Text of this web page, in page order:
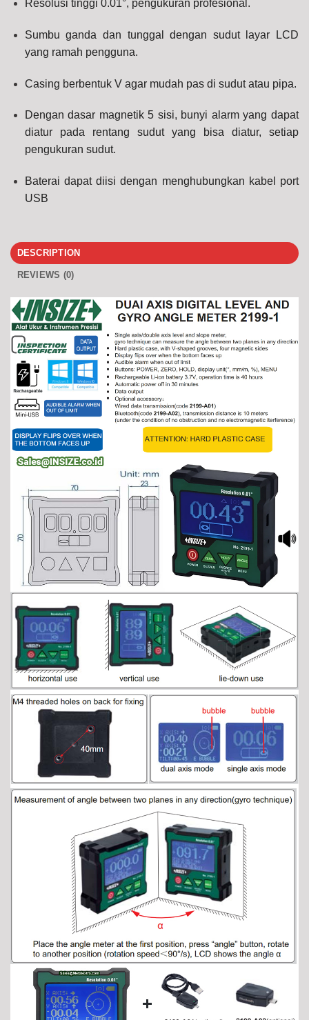
Resolusi tinggi 0.01°, pengukuran profesional.
Sumbu ganda dan tunggal dengan sudut layar LCD
yang ramah pengguna.
Casing berbentuk V agar mudah pas di sudut atau pipa.
Dengan dasar magnetik 5 sisi, bunyi alarm yang dapat
diatur pada rentang sudut yang bisa diatur, setiap
pengukuran sudut.
Baterai dapat diisi dengan menghubungkan kabel port
USB
DESCRIPTION
REVIEWS (0)